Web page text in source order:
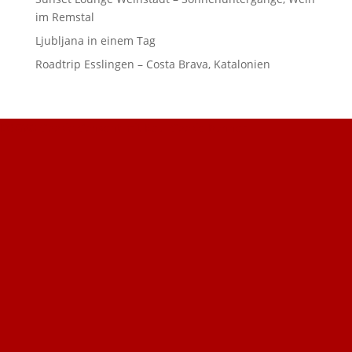
im Remstal
Ljubljana in einem Tag
Roadtrip Esslingen – Costa Brava, Katalonien